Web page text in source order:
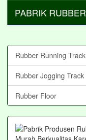
PABRIK RUBBER
Rubber Running Track
Rubber Jogging Track
Rubber Floor